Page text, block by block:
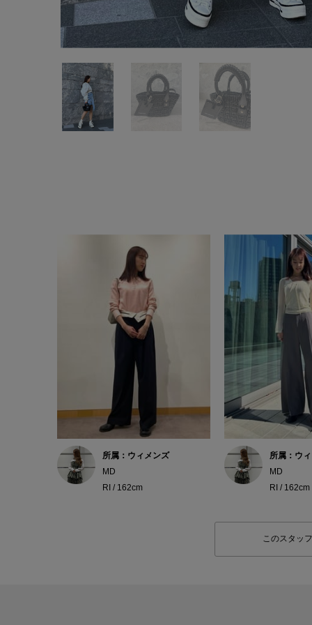
所属：ウィメンズ
MD
RI / 162cm
所属：ウ
MD
RI / 162cm
このスタッ